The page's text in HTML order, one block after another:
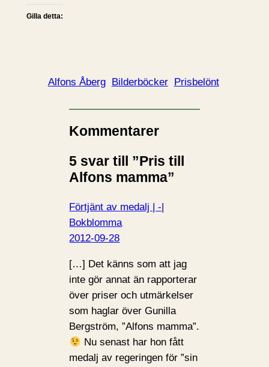
Gilla detta:
Alfons Åberg Bilderböcker Prisbelönt
Kommentarer
5 svar till ”Pris till
Alfons mamma”
Förtjänt av medalj | -|
Bokblomma
2012-09-28
[…] Det känns som att jag
inte gör annat än rapporterar
över priser och utmärkelser
som haglar över Gunilla
Bergström, ”Alfons mamma”.
Nu senast har hon fått
medalj av regeringen för ”sin